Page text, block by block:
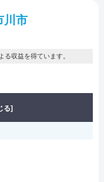
川市
収益を得ています。
る]